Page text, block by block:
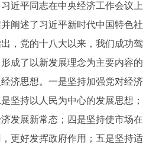
近平同志在中央经济工作会议上
阐述了习近平新时代中国特色社
，党的十八大以来，我们成功驾
成了以新发展理念为主要内容的
济思想。一是坚持加强党对经济
坚持以人民为中心的发展思想；
发展新常态；四是坚持使市场在
更好发挥政府作用；五是坚持适